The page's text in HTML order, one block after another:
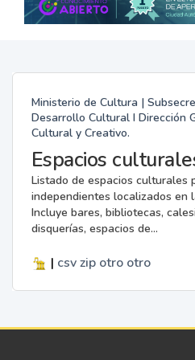
Ministerio de Cultura |
Desarrollo Cultural I Dirección
Cultural y Creativo.
Espacios
Listado de espacios culturales
independientes localizados en
Incluye bares, bibliotecas,
disquerías, espacios de...
| csv zip otro otro